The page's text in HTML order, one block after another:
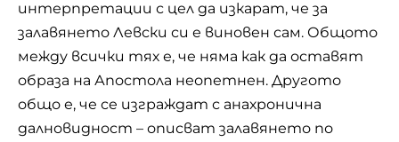
интерпретации с цел да изкарат, че за
залавянето Левски си е виновен сам. Общото
между всички тях е, че няма как да оставят
образа на Апостола неопетнен. Другото
общо е, че се изграждат с анахронична
далновидност – описват залавянето по